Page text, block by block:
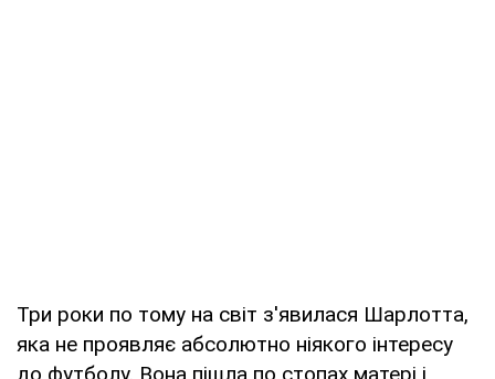
Три роки по тому на світ з'явилася Шарлотта,
яка не проявляє абсолютно ніякого інтересу
до футболу. Вона пішла по стопах матері і